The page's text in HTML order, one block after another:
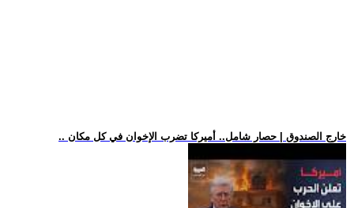
.. خارج الصندوق | حصار شامل.. أميركا تضرب الإخوان في كل مكان